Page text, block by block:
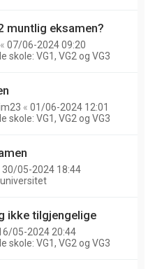
muntlig eksamen?
« 07/06-2024 09:20
skole: VG1, VG2 og VG3
« 01/06-2024 12:01
skole: VG1, VG2 og VG3
30/05-2024 18:44
ikke tilgjengelige
05-2024 20:44
skole: VG1, VG2 og VG3